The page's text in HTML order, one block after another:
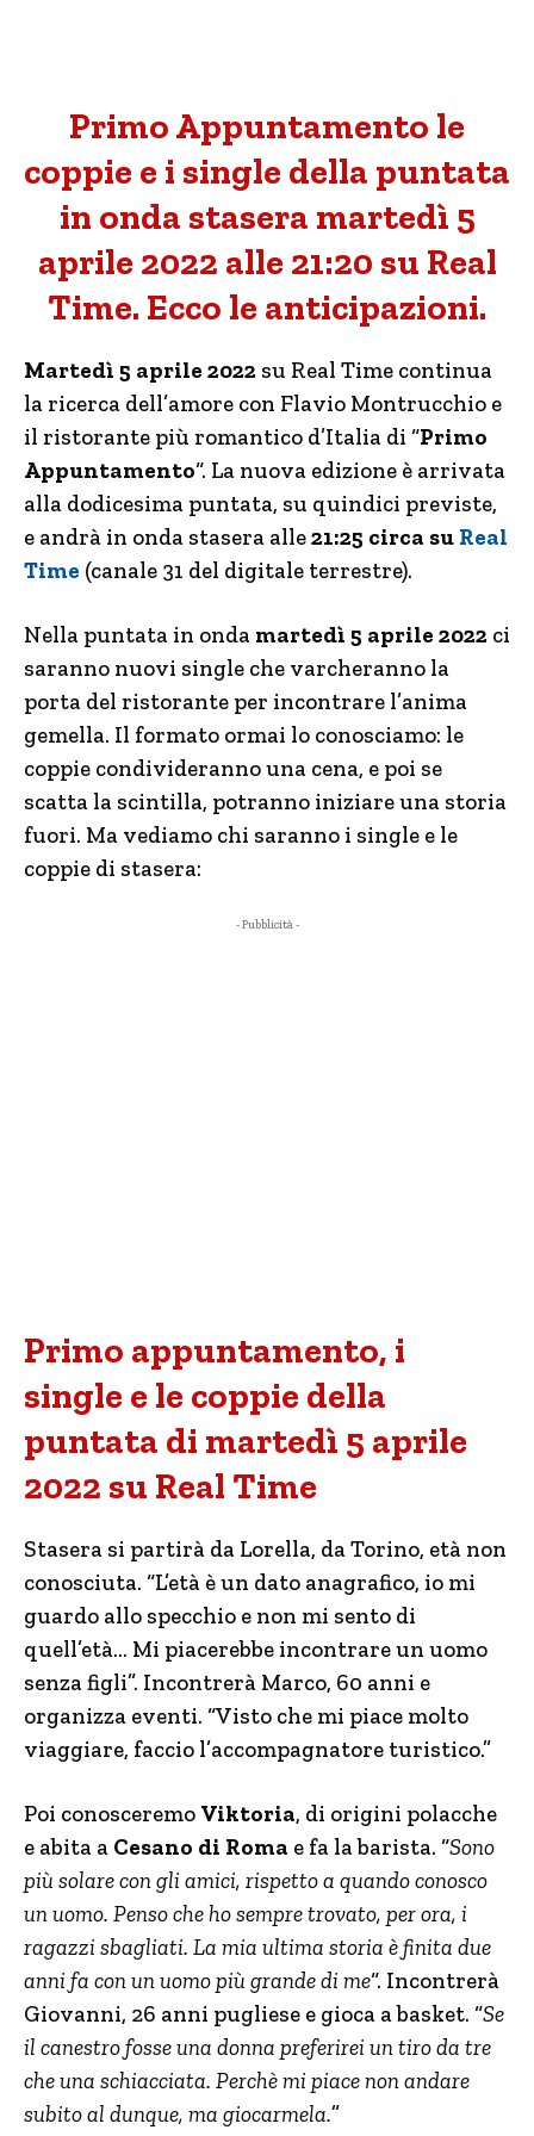
Primo Appuntamento le
coppie e i single della puntata
in onda stasera martedì 5
aprile 2022 alle 21:20 su Real
Time. Ecco le anticipazioni.
Martedì 5 aprile 2022 su Real Time continua
la ricerca dell’amore con Flavio Montrucchio e
il ristorante più romantico d’Italia di “Primo
Appuntamento“. La nuova edizione è arrivata
alla dodicesima puntata, su quindici previste,
e andrà in onda stasera alle21:25 circa su Real
Time (canale 31 del digitale terrestre).
Nella puntata in onda martedì 5 aprile 2022 ci
saranno nuovi single che varcheranno la
porta del ristorante per incontrare l’anima
gemella. Il formato ormai lo conosciamo: le
coppie condivideranno una cena, e poi se
scatta la scintilla, potranno iniziare una storia
fuori. Ma vediamo chi saranno i single e le
coppie di stasera:
- Pubblicità -
Primo appuntamento, i
single e le coppie della
puntata di martedì 5 aprile
2022 su Real Time
Stasera si partirà da Lorella, da Torino, età non
conosciuta. “L’età è un dato anagrafico, io mi
guardo allo specchio e non mi sento di
quell’età… Mi piacerebbe incontrare un uomo
senza figli”. Incontrerà Marco, 60 anni e
organizza eventi. “Visto che mi piace molto
viaggiare, faccio l’accompagnatore turistico.”
Poi conosceremo Viktoria, di origini polacche
e abita a Cesano di Roma e fa la barista. “Sono
più solare con gli amici, rispetto a quando conosco
un uomo. Penso che ho sempre trovato, per ora, i
ragazzi sbagliati. La mia ultima storia è finita due
anni fa con un uomo più grande di me“. Incontrerà
Giovanni, 26 anni pugliese e gioca a basket. “Se
il canestro fosse una donna preferirei un tiro da tre
che una schiacciata. Perchè mi piace non andare
subito al dunque, ma giocarmela.”